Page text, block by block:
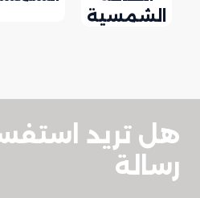
الشمسية
هل تريد
رسالة